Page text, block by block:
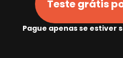
Teste grátis
Pague apenas se estiver